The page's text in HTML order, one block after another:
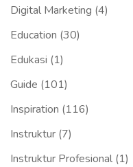
Digital Marketing (4)
Education (30)
Edukasi (1)
Guide (101)
Inspiration (116)
Instruktur (7)
Instruktur Profesional (1)